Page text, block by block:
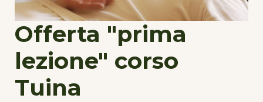
Offerta "prima
lezione" corso
Tuina